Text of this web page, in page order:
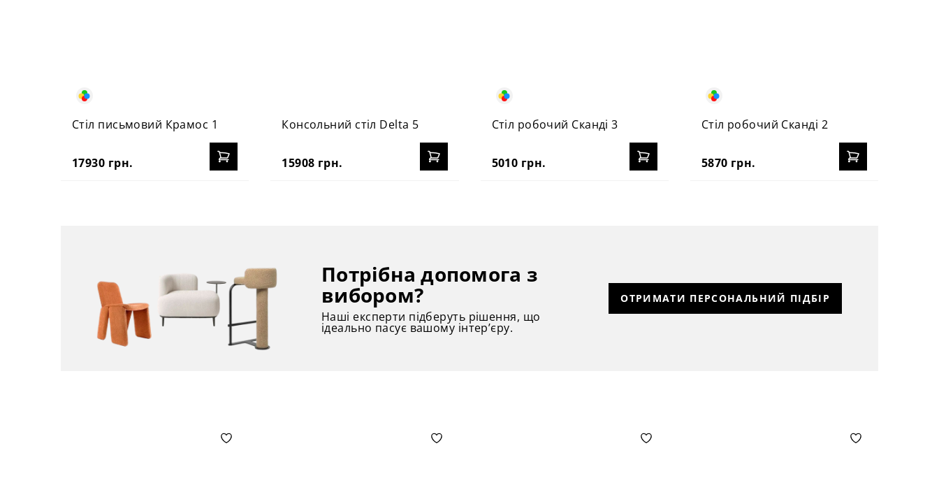
Стіл письмовий Крамос 1
17930 грн.
Консольний стіл Delta 5
15908 грн.
Стіл робочий Сканді 3
5010 грн.
Стіл робочий Сканді 2
5870 грн.
Потрібна допомога з
вибором?
Наші експерти підберуть рішення, що
ідеально пасує вашому інтер’єру.
ОТРИМАТИ ПЕРСОНАЛЬНИЙ ПІДБІР